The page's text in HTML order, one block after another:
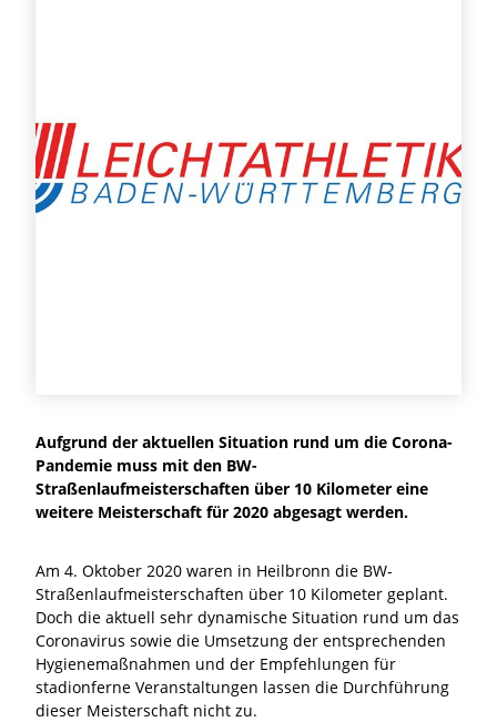
Aufgrund der aktuellen Situation rund um die Corona-
Pandemie muss mit den BW-
Straßenlaufmeisterschaften über 10 Kilometer eine
weitere Meisterschaft für 2020 abgesagt werden.
Am 4. Oktober 2020 waren in Heilbronn die BW-
Straßenlaufmeisterschaften über 10 Kilometer geplant.
Doch die aktuell sehr dynamische Situation rund um das
Coronavirus sowie die Umsetzung der entsprechenden
Hygienemaßnahmen und der Empfehlungen für
stadionferne Veranstaltungen lassen die Durchführung
dieser Meisterschaft nicht zu.